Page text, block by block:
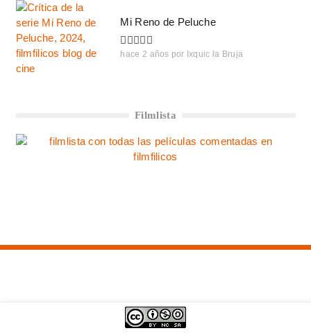
Mi Reno de Peluche
hace 2 años por Ixquic la Bruja
Filmlista